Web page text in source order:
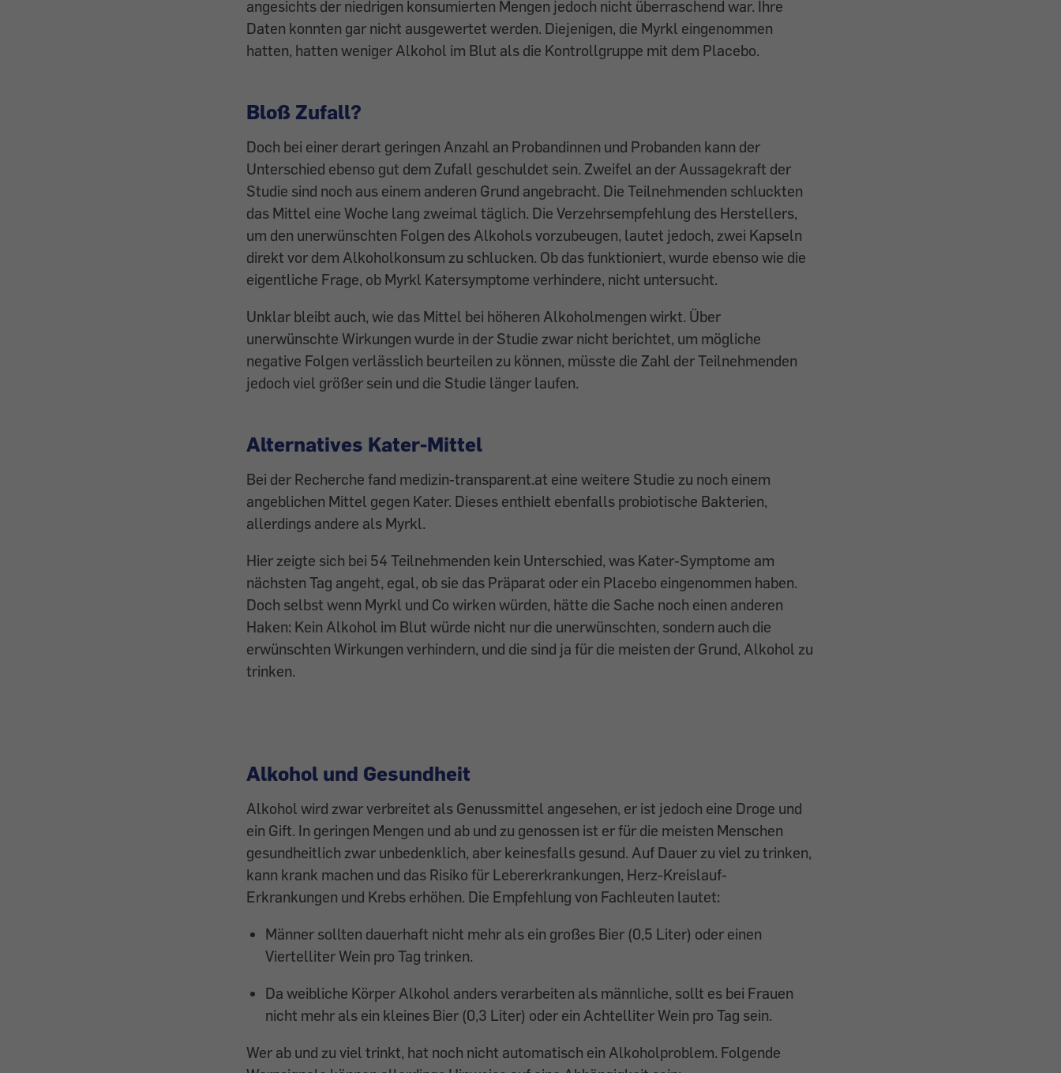
angesichts der niedrigen konsumierten Mengen jedoch nicht überraschend war. Ihre
Daten konnten gar nicht ausgewertet werden. Diejenigen, die Myrkl eingenommen
hatten, hatten weniger Alkohol im Blut als die Kontrollgruppe mit dem Placebo.
Bloß Zufall?
Doch bei einer derart geringen Anzahl an Probandinnen und Probanden kann der
Unterschied ebenso gut dem Zufall geschuldet sein. Zweifel an der Aussagekraft der
Studie sind noch aus einem anderen Grund angebracht. Die Teilnehmenden schluckten
das Mittel eine Woche lang zweimal täglich. Die Verzehrsempfehlung des Herstellers,
um den unerwünschten Folgen des Alkohols vorzubeugen, lautet jedoch, zwei Kapseln
direkt vor dem Alkoholkonsum zu schlucken. Ob das funktioniert, wurde ebenso wie die
eigentliche Frage, ob Myrkl Katersymptome verhindere, nicht untersucht.
Unklar bleibt auch, wie das Mittel bei höheren Alkoholmengen wirkt. Über
unerwünschte Wirkungen wurde in der Studie zwar nicht berichtet, um mögliche
negative Folgen verlässlich beurteilen zu können, müsste die Zahl der Teilnehmenden
jedoch viel größer sein und die Studie länger laufen.
Alternatives Kater-Mittel
Bei der Recherche fand medizin-transparent.at eine weitere Studie zu noch einem
angeblichen Mittel gegen Kater. Dieses enthielt ebenfalls probiotische Bakterien,
allerdings andere als Myrkl.
Hier zeigte sich bei 54 Teilnehmenden kein Unterschied, was Kater-Symptome am
nächsten Tag angeht, egal, ob sie das Präparat oder ein Placebo eingenommen haben.
Doch selbst wenn Myrkl und Co wirken würden, hätte die Sache noch einen anderen
Haken: Kein Alkohol im Blut würde nicht nur die unerwünschten, sondern auch die
erwünschten Wirkungen verhindern, und die sind ja für die meisten der Grund, Alkohol zu
trinken.
Alkohol und Gesundheit
Alkohol wird zwar verbreitet als Genussmittel angesehen, er ist jedoch eine Droge und
ein Gift. In geringen Mengen und ab und zu genossen ist er für die meisten Menschen
gesundheitlich zwar unbedenklich, aber keinesfalls gesund. Auf Dauer zu viel zu trinken,
kann krank machen und das Risiko für Lebererkrankungen, Herz-Kreislauf-
Erkrankungen und Krebs erhöhen. Die Empfehlung von Fachleuten lautet:
Männer sollten dauerhaft nicht mehr als ein großes Bier (0,5 Liter) oder einen
Viertelliter Wein pro Tag trinken.
Da weibliche Körper Alkohol anders verarbeiten als männliche, sollt es bei Frauen
nicht mehr als ein kleines Bier (0,3 Liter) oder ein Achtelliter Wein pro Tag sein.
Wer ab und zu viel trinkt, hat noch nicht automatisch ein Alkoholproblem. Folgende